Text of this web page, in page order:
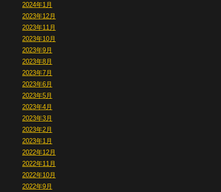
2024年1月
2023年12月
2023年11月
2023年10月
2023年9月
2023年8月
2023年7月
2023年6月
2023年5月
2023年4月
2023年3月
2023年2月
2023年1月
2022年12月
2022年11月
2022年10月
2022年9月